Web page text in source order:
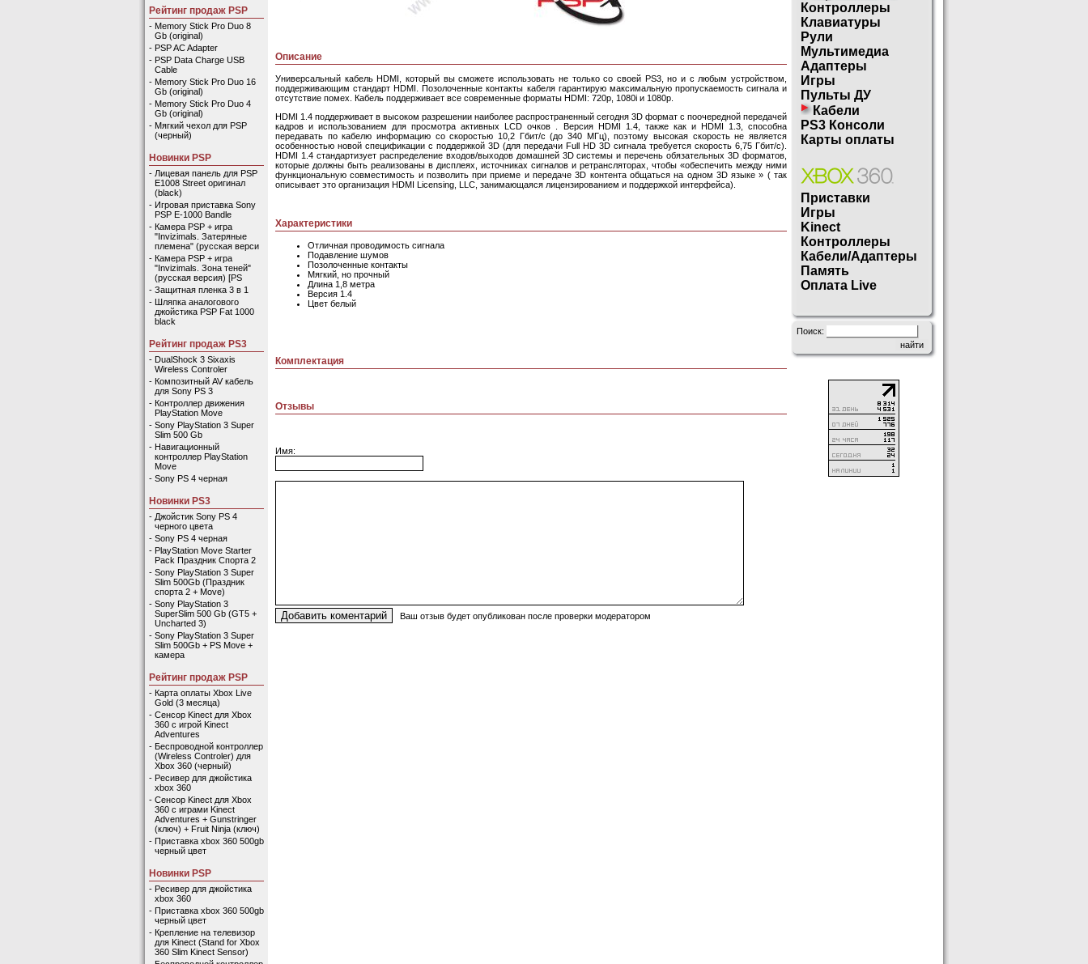
Рейтинг продаж PSP
- Memory Stick Pro Duo 8
Gb (original)
- PSP AC Adapter
- PSP Data Charge USB
Cable
- Memory Stick Pro Duo 16
Gb (original)
- Memory Stick Pro Duo 4
Gb (original)
- Мягкий чехол для PSP
(черный)
Новинки PSP
- Лицевая панель для PSP
E1008 Street оригинал
(black)
- Игровая приставка Sony
PSP E-1000 Bandle
- Камера PSP + игра
"Invizimals. Затеряные
племена" (русская верси
- Камера PSP + игра
"Invizimals. Зона теней"
(русская версия) [PS
- Защитная пленка 3 в 1
- Шляпка аналогового
джойстика PSP Fat 1000
black
Рейтинг продаж PS3
- DualShock 3 Sixaxis
Wireless Controler
- Композитный AV кабель
для Sony PS 3
- Контроллер движения
PlayStation Move
- Sony PlayStation 3 Super
Slim 500 Gb
- Навигационный
контроллер PlayStation
Move
- Sony PS 4 черная
Новинки PS3
- Джойстик Sony PS 4
черного цвета
- Sony PS 4 черная
- PlayStation Move Starter
Pack Праздник Спорта 2
- Sony PlayStation 3 Super
Slim 500Gb (Праздник
спорта 2 + Move)
- Sony PlayStation 3
SuperSlim 500 Gb (GT5 +
Uncharted 3)
- Sony PlayStation 3 Super
Slim 500Gb + PS Move +
камера
Рейтинг продаж PSP
- Карта оплаты Xbox Live
Gold (3 месяца)
- Сенсор Kinect для Xbox
360 с игрой Kinect
Adventures
- Беспроводной контроллер
(Wireless Controler) для
Xbox 360 (черный)
- Ресивер для джойстика
xbox 360
- Сенсор Kinect для Xbox
360 с играми Kinect
Adventures + Gunstringer
(ключ) + Fruit Ninja (ключ)
- Приставка xbox 360 500gb
черный цвет
Новинки PSP
- Ресивер для джойстика
xbox 360
- Приставка xbox 360 500gb
черный цвет
- Крепление на телевизор
для Kinect (Stand for Xbox
360 Slim Kinect Sensor)
Описание
Универсальный кабель HDMI, который вы сможете использовать не только со своей PS3, но и с любым устройством,
поддерживающим стандарт HDMI. Позолоченные контакты кабеля гарантирую максимальную пропускаемость сигнала и
отсутствие помех. Кабель поддерживает все современные форматы HDMI: 720p, 1080i и 1080p.
HDMI 1.4 поддерживает в высоком разрешении наиболее распространенный сегодня 3D формат с поочередной передачей
кадров и использованием для просмотра активных LCD очков . Версия HDMI 1.4, также как и HDMI 1.3, способна
передавать по кабелю информацию со скоростью 10,2 Гбит/с (до 340 МГц), поэтому высокая скорость не является
особенностью новой спецификации с поддержкой 3D (для передачи Full HD 3D сигнала требуется скорость 6,75 Гбит/с).
HDMI 1.4 стандартизует распределение входов/выходов домашней 3D системы и перечень обязательных 3D форматов,
которые должны быть реализованы в дисплеях, источниках сигналов и ретрансляторах, чтобы «обеспечить между ними
функциональную совместимость и позволить при приеме и передаче 3D контента общаться на одном 3D языке » ( так
описывает это организация HDMI Licensing, LLC, занимающаяся лицензированием и поддержкой интерфейса).
Характеристики
Отличная проводимость сигнала
Подавление шумов
Позолоченные контакты
Мягкий, но прочный
Длина 1,8 метра
Версия 1.4
Цвет белый
Комплектация
Отзывы
Имя:
Ваш отзыв будет опубликован после проверки модератором
Контроллеры
Клавиатуры
Рули
Мультимедиа
Адаптеры
Игры
Пульты ДУ
Кабели
PS3 Консоли
Карты оплаты
Приставки
Игры
Kinect
Контроллеры
Кабели/Адаптеры
Память
Оплата Live
Поиск: